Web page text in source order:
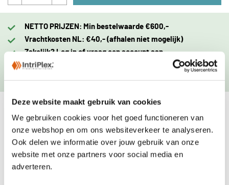
Deze website maakt gebruik van cookies
We gebruiken cookies voor het goed functioneren van
onze webshop en om ons websiteverkeer te analyseren.
Ook delen we informatie over jouw gebruik van onze
website met onze partners voor social media en
adverteren.
NETTO PRIJZEN: Min bestelwaarde €600,-
Vrachtkosten NL: €40,- (afhalen niet mogelijk)
Zakelijk? Log in of vraag een account aan.
Leverdag zelf in te plannen.
Omschrijving
Eigenschappen